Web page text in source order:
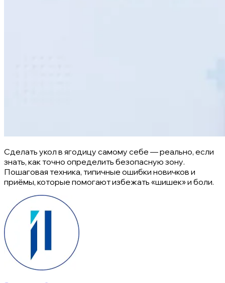
Сделать укол в ягодицу самому себе — реально, если
знать, как точно определить безопасную зону.
Пошаговая техника, типичные ошибки новичков и
приёмы, которые помогают избежать «шишек» и боли.